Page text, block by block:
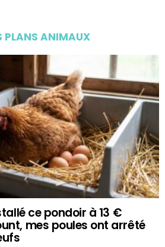
PLANS ANIMAUX
ce pondoir à 13 €
mes poules ont arrêté